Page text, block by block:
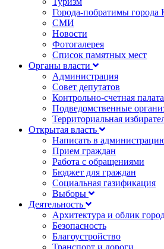
Города-побратимы города
СМИ
Новости
Фотогалерея
Список памятных мест
Органы власти
Администрация
Совет депутатов
Контрольно-счетная палата
Подведомственные
Территориальная
Открытая власть
Написать в
Прием граждан
Работа с обращениями
Бюджет для граждан
Социальная газификация
Выборы
Деятельность
Архитектура и облик
Безопасность
Благоустройство
Транспорт и дороги